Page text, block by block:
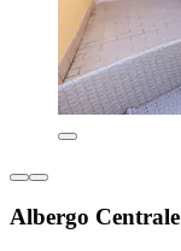
Albergo Centrale